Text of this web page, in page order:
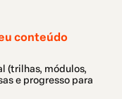
conteúdo
(trilhas, módulos,
e progresso para